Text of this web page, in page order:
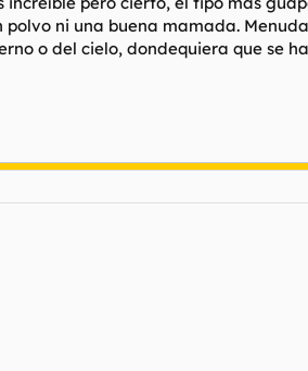
ni una buena mamada.
o del cielo, dondequiera que se